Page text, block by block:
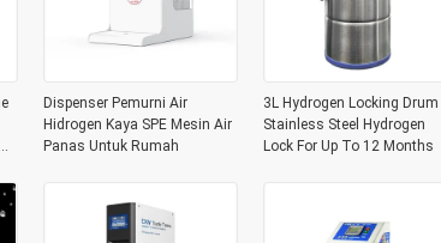
Dispenser Pemurni Air
Hidrogen Kaya SPE Mesin Air
Panas Untuk Rumah
3L Hydrogen Locking Drum
Stainless Steel Hydrogen
Lock For Up To 12 Months